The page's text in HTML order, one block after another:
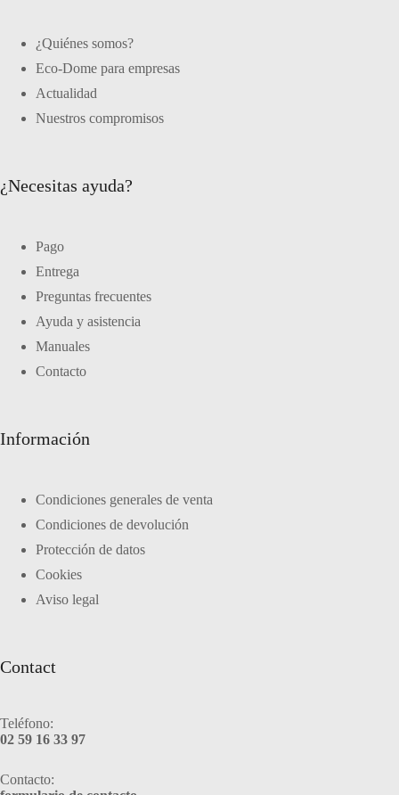
¿Quiénes somos?
Eco-Dome para empresas
Actualidad
Nuestros compromisos
¿Necesitas ayuda?
Pago
Entrega
Preguntas frecuentes
Ayuda y asistencia
Manuales
Contacto
Información
Condiciones generales de venta
Condiciones de devolución
Protección de datos
Cookies
Aviso legal
Contact
Teléfono:
02 59 16 33 97
Contacto: